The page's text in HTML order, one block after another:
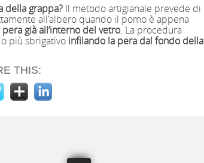
della grappa? Il metodo artigianale prevede di
all’albero quando il pomo è appena
già all’interno del vetro. La procedura
più sbrigativo infilando la pera dal fondo della
THIS: